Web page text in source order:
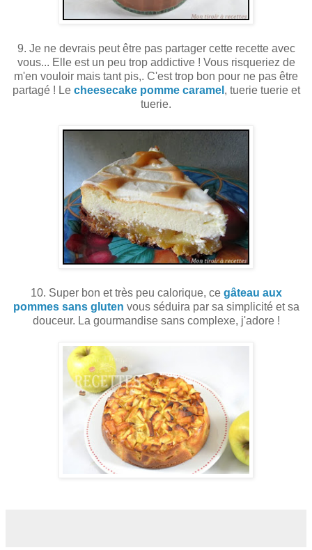
9. Je ne devrais peut être pas partager cette recette avec
vous... Elle est un peu trop addictive ! Vous risqueriez de
m'en vouloir mais tant pis,. C'est trop bon pour ne pas être
partagé ! Le cheesecake pomme caramel , tuerie tuerie et
tuerie.
10. Super bon et très peu calorique, ce gâteau aux
pommes sans gluten vous séduira par sa simplicité et sa
douceur. La gourmandise sans complexe, j'adore !